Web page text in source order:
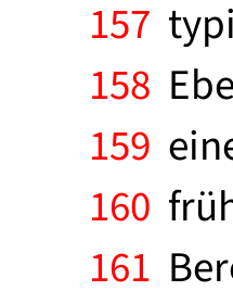
157
158
159
160
161